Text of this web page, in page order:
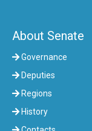
About Senate
Governance
Deputies
Regions
History